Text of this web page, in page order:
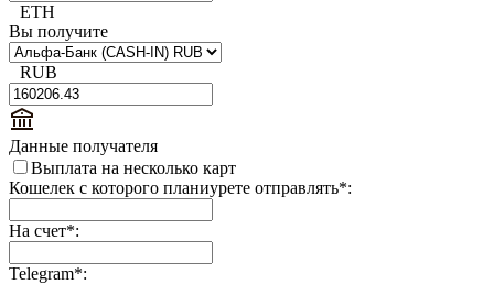
ETH
Вы получите
RUB
Данные получателя
Выплата на несколько карт
Кошелек с которого планиурете отправлять*:
На счет*:
Telegram*: